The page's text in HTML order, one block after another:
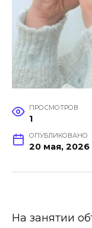
ПРОСМОТРОВ
1
ОПУБЛИКОВАНО
20 мая, 2026
На занятии